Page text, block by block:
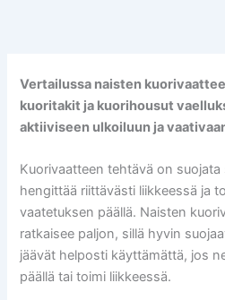
Vertailussa naisten
kuoritakit ja kuorihousut
aktiiviseen ulkoiluun ja
Kuorivaatteen tehtävä on suojata
hengittää riittävästi liikkeessä ja
vaatetuksen päällä. Naisten
ratkaisee paljon, sillä hyvin
jäävät helposti käyttämättä, jos
päällä tai toimi liikkeessä.